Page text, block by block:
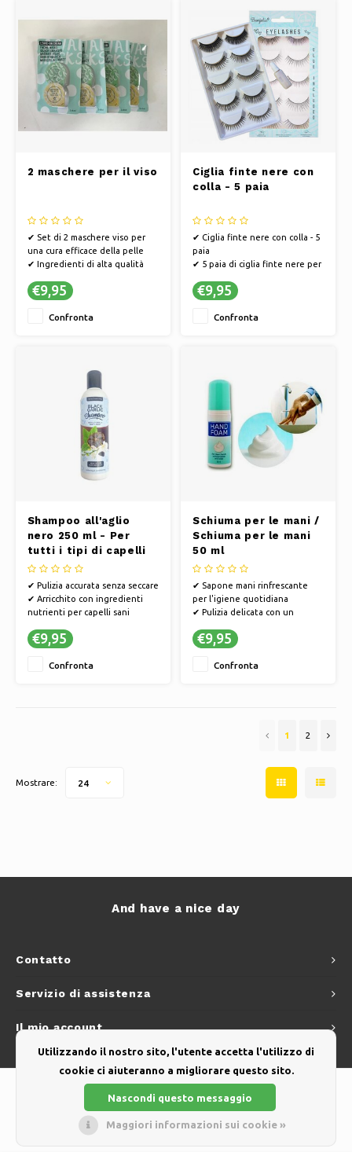
2 maschere per il viso
✔ Set di 2 maschere viso per
una cura efficace della pelle
✔ Ingredienti di alta qualità
✔ Facile da applicare e
€9,95
Confronta
Ciglia finte nere con
colla - 5 paia
✔ Ciglia finte nere con colla - 5
paia
✔ 5 paia di ciglia finte nere per
✔ Include adesivo per una
€9,95
Confronta
Shampoo all'aglio
nero 250 ml - Per
tutti i tipi di capelli
✔ Pulizia accurata senza seccare
✔ Arricchito con ingredienti
nutrienti per capelli sani
piacevole esperienza doccia
€9,95
Confronta
Schiuma per le mani /
Schiuma per le mani
50 ml
✔ Sapone mani rinfrescante
per l'igiene quotidiana
✔ Pulizia delicata con un
✔ Formula idratante per mani
€9,95
Confronta
1 2
Mostrare: 24
Contatto
And have a nice day
Servizio di assistenza
Il mio account
Utilizzando il nostro sito, l'utente accetta l'utilizzo di
cookie ci aiuteranno a migliorare questo sito.
Nascondi questo messaggio
Maggiori informazioni sui cookie »